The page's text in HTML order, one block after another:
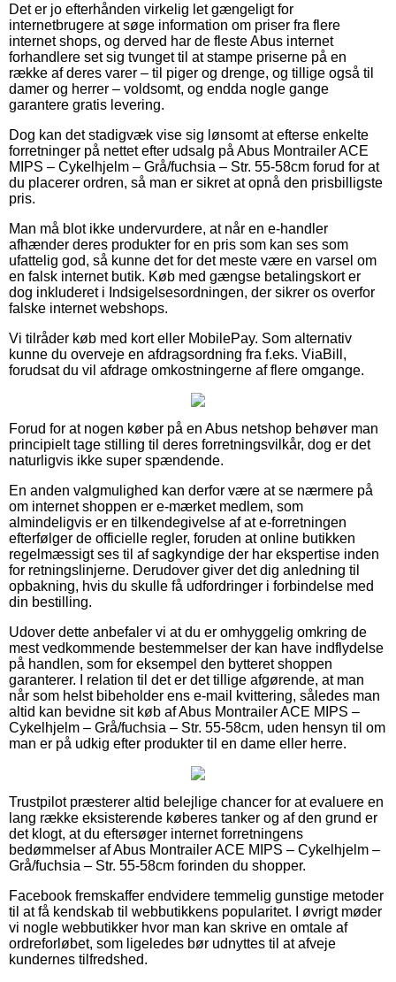
Det er jo efterhånden virkelig let gængeligt for
internetbrugere at søge information om priser fra flere
internet shops, og derved har de fleste Abus internet
forhandlere set sig tvunget til at stampe priserne på en
række af deres varer – til piger og drenge, og tillige også til
damer og herrer – voldsomt, og endda nogle gange
garantere gratis levering.
Dog kan det stadigvæk vise sig lønsomt at efterse enkelte
forretninger på nettet efter udsalg på Abus Montrailer ACE
MIPS – Cykelhjelm – Grå/fuchsia – Str. 55-58cm forud for at
du placerer ordren, så man er sikret at opnå den prisbilligste
pris.
Man må blot ikke undervurdere, at når en e-handler
afhænder deres produkter for en pris som kan ses som
ufattelig god, så kunne det for det meste være en varsel om
en falsk internet butik. Køb med gængse betalingskort er
dog inkluderet i Indsigelsesordningen, der sikrer os overfor
falske internet webshops.
Vi tilråder køb med kort eller MobilePay. Som alternativ
kunne du overveje en afdragsordning fra f.eks. ViaBill,
forudsat du vil afdrage omkostningerne af flere omgange.
Forud for at nogen køber på en Abus netshop behøver man
principielt tage stilling til deres forretningsvilkår, dog er det
naturligvis ikke super spændende.
En anden valgmulighed kan derfor være at se nærmere på
om internet shoppen er e-mærket medlem, som
almindeligvis er en tilkendegivelse af at e-forretningen
efterfølger de officielle regler, foruden at online butikken
regelmæssigt ses til af sagkyndige der har ekspertise inden
for retningslinjerne. Derudover giver det dig anledning til
opbakning, hvis du skulle få udfordringer i forbindelse med
din bestilling.
Udover dette anbefaler vi at du er omhyggelig omkring de
mest vedkommende bestemmelser der kan have indflydelse
på handlen, som for eksempel den bytteret shoppen
garanterer. I relation til det er det tillige afgørende, at man
når som helst bibeholder ens e-mail kvittering, således man
altid kan bevidne sit køb af Abus Montrailer ACE MIPS –
Cykelhjelm – Grå/fuchsia – Str. 55-58cm, uden hensyn til om
man er på udkig efter produkter til en dame eller herre.
Trustpilot præsterer altid belejlige chancer for at evaluere en
lang række eksisterende køberes tanker og af den grund er
det klogt, at du eftersøger internet forretningens
bedømmelser af Abus Montrailer ACE MIPS – Cykelhjelm –
Grå/fuchsia – Str. 55-58cm forinden du shopper.
Facebook fremskaffer endvidere temmelig gunstige metoder
til at få kendskab til webbutikkens popularitet. I øvrigt møder
vi nogle webbutikker hvor man kan skrive en omtale af
ordreforløbet, som ligeledes bør udnyttes til at afveje
kundernes tilfredshed.